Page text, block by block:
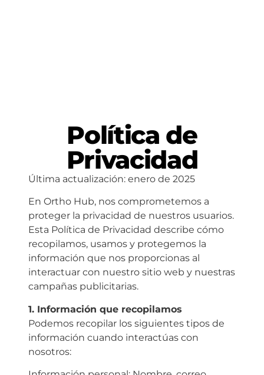
Política de
Privacidad
Última actualización: enero de 2025
En Ortho Hub, nos comprometemos a
proteger la privacidad de nuestros usuarios.
Esta Política de Privacidad describe cómo
recopilamos, usamos y protegemos la
información que nos proporcionas al
interactuar con nuestro sitio web y nuestras
campañas publicitarias.
1.⁠ ⁠Información que recopilamos
Podemos recopilar los siguientes tipos de
información cuando interactúas con
nosotros: